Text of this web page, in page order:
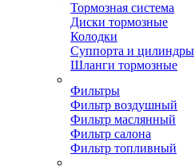
Тормозная система
Диски тормозные
Колодки
Суппорта и цилиндры
Шланги тормозные
Фильтры
Фильтр воздушный
Фильтр маслянный
Фильтр салона
Фильтр топливный